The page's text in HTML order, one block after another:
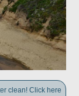
clean! Click here